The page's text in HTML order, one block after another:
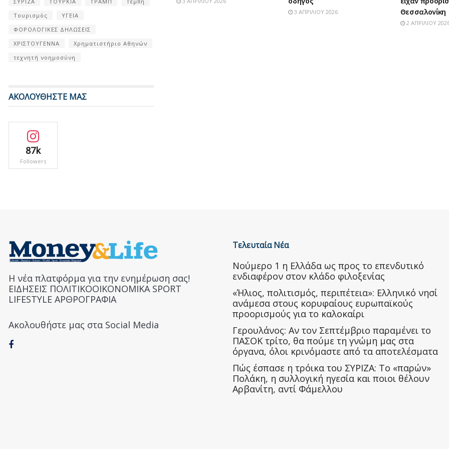
3 ΑΠΡΙΛΊΟΥ 2026
Θεσσαλονίκη
2 ΑΠΡΙΛΊΟΥ
Τουρισμός
ΥΓΕΙΑ
ΦΟΡΟΛΟΓΙΚΕΣ ΔΗΛΩΣΕΙΣ
ΧΡΙΣΤΟΥΓΕΝΝΑ
Χρηματιστήριο Αθηνών
τεχνητή νοημοσύνη
ΑΚΟΛΟΥΘΗΣΤΕ ΜΑΣ
87k
Followers
Η νέα πλατφόρμα για την ενημέρωση σας!
ΕΙΔΗΣΕΙΣ ΠΟΛΙΤΙΚΟΟΙΚΟΝΟΜΙΚΑ SPORT
LIFESTYLE ΑΡΘΡΟΓΡΑΦΙΑ
Ακολουθήστε μας στα Social Media
Τελευταία Νέα
Nούμερο 1 η Ελλάδα ως προς το επενδυτικό
ενδιαφέρον στον κλάδο φιλοξενίας
«Ήλιος, πολιτισμός, περιπέτεια»: Ελληνικό νησί
ανάμεσα στους κορυφαίους ευρωπαϊκούς
προορισμούς για το καλοκαίρι
Γερουλάνος: Αν τον Σεπτέμβριο παραμένει το
ΠΑΣΟΚ τρίτο, θα πούμε τη γνώμη μας στα
όργανα, όλοι κρινόμαστε από τα αποτελέσματα
Πώς έσπασε η τρόικα του ΣΥΡΙΖΑ: Το «παρών»
Πολάκη, η συλλογική ηγεσία και ποιοι θέλουν
Αρβανίτη, αντί Φάμελλου